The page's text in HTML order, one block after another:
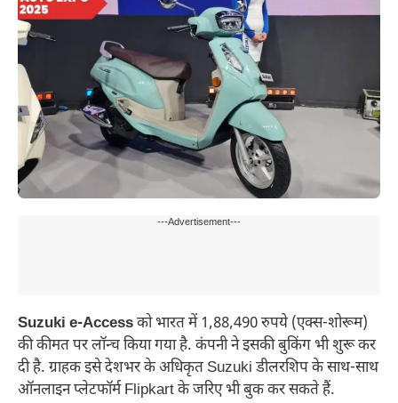
---Advertisement---
Suzuki e-Accessको भारत में 1,88,490 रुपये (एक्स-शोरूम)
की कीमत पर लॉन्च किया गया है. कंपनी ने इसकी बुकिंग भी शुरू कर
दी है. ग्राहक इसे देशभर के अधिकृत Suzuki डीलरशिप के साथ-साथ
ऑनलाइन प्लेटफॉर्म Flipkart के जरिए भी बुक कर सकते हैं.